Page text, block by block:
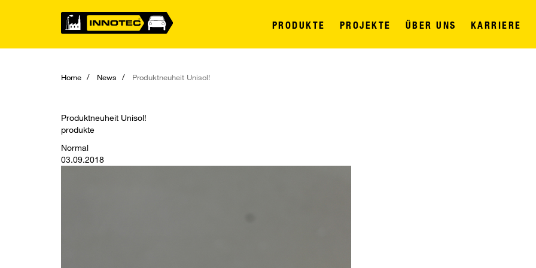
PRODUKTE PROJEKTE ÜBER UNS KARRIERE
Home News Produktneuheit Unisol!
Produktneuheit Unisol!
produkte
Normal
03.09.2018